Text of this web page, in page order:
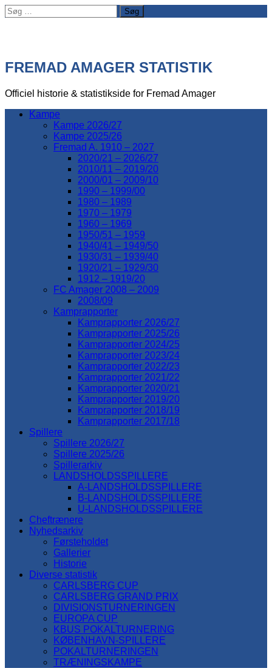
Søg
efter:
FREMAD AMAGER STATISTIK
Officiel historie & statistikside for Fremad Amager
Kampe
Kampe 2026/27
Kampe 2025/26
Fremad A. 1910 – 2027
2020/21 – 2026/27
2010/11 – 2019/20
2000/01 – 2009/10
1990 – 1999/00
1980 – 1989
1970 – 1979
1960 – 1969
1950/51 – 1959
1940/41 – 1949/50
1930/31 – 1939/40
1920/21 – 1929/30
1912 – 1919/20
FC Amager 2008 – 2009
2008/09
Kamprapporter
Kamprapporter 2026/27
Kamprapporter 2025/26
Kamprapporter 2024/25
Kamprapporter 2023/24
Kamprapporter 2022/23
Kamprapporter 2021/22
Kamprapporter 2020/21
Kamprapporter 2019/20
Kamprapporter 2018/19
Kamprapporter 2017/18
Spillere
Spillere 2026/27
Spillere 2025/26
Spillerarkiv
LANDSHOLDSSPILLERE
A-LANDSHOLDSSPILLERE
B-LANDSHOLDSSPILLERE
U-LANDSHOLDSSPILLERE
Cheftrænere
Nyhedsarkiv
Førsteholdet
Gallerier
Historie
Diverse statistik
CARLSBERG CUP
CARLSBERG GRAND PRIX
DIVISIONSTURNERINGEN
EUROPA CUP
KBUS POKALTURNERING
KØBENHAVN-SPILLERE
POKALTURNERINGEN
TRÆNINGSKAMPE